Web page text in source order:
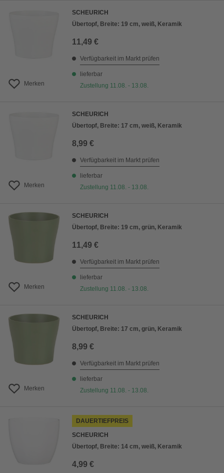
Merken
SCHEURICH
Übertopf, Breite: 19 cm, weiß, Keramik
11,49 €
Verfügbarkeit im Markt prüfen
lieferbar
Zustellung 11.08. - 13.08.
Merken
SCHEURICH
Übertopf, Breite: 17 cm, weiß, Keramik
8,99 €
Verfügbarkeit im Markt prüfen
lieferbar
Zustellung 11.08. - 13.08.
Merken
SCHEURICH
Übertopf, Breite: 19 cm, grün, Keramik
11,49 €
Verfügbarkeit im Markt prüfen
lieferbar
Zustellung 11.08. - 13.08.
Merken
SCHEURICH
Übertopf, Breite: 17 cm, grün, Keramik
8,99 €
Verfügbarkeit im Markt prüfen
lieferbar
Zustellung 11.08. - 13.08.
DAUERTIEFPREIS
SCHEURICH
Übertopf, Breite: 14 cm, weiß, Keramik
4,99 €